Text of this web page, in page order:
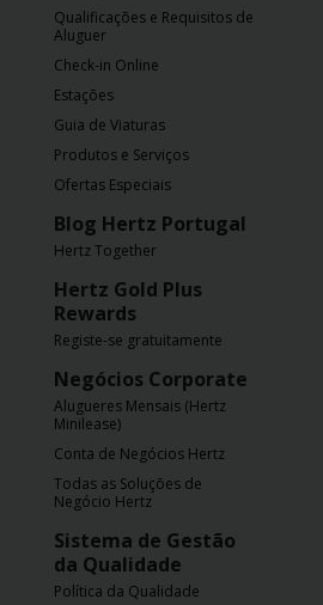
Join /
Gold
Overview
PT/PT
Ajuda
Carrinhas
Carros
Elétricos
Carros
Premium
Produtos
Serviços
Qualificações e Requisitos de
Aluguer
Check-in Online
Estações
Guia de Viaturas
Produtos e Serviços
Ofertas Especiais
Blog Hertz Portugal
Hertz Together
Hertz Gold Plus
Rewards
Registe-se gratuitamente
Negócios Corporate
Alugueres Mensais (Hertz
Minilease)
Conta de Negócios Hertz
Todas as Soluções de
Negócio Hertz
Sistema de Gestão
da Qualidade
Política da Qualidade